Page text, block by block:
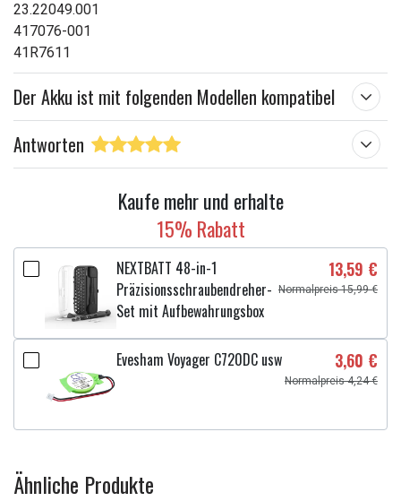
23.22049.001
417076-001
41R7611
Der Akku ist mit folgenden Modellen kompatibel
Antworten
Kaufe mehr und erhalte
15% Rabatt
NEXTBATT 48-in-1
Präzisionsschraubendreher-
Set mit Aufbewahrungsbox
13,59 €
Normalpreis 15,99 €
Evesham Voyager C720DC usw 3,60 €
Normalpreis 4,24 €
Ähnliche Produkte